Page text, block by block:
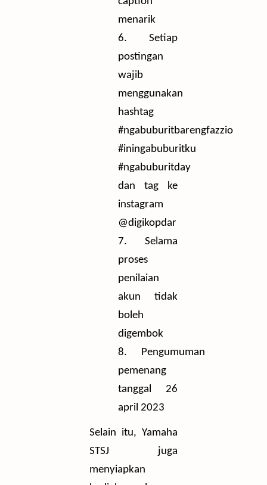
menarik
6.
Setiap
postingan
wajib
menggunakan
hashtag
#ngabuburitbarengfazzio
#iningabuburitku
#ngabuburitday
dan tag ke
instagram
@digikopdar
7.
Selama
proses
penilaian
akun tidak
boleh
digembok
8.
Pengumuman
pemenang
tanggal 26
april 2023
Selain itu, Yamaha
STSJ juga
menyiapkan